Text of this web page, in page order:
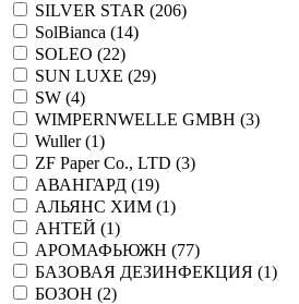
SILVER STAR (206)
SolBianca (14)
SOLEO (22)
SUN LUXE (29)
SW (4)
WIMPERNWELLE GMBH (3)
Wuller (1)
ZF Paper Co., LTD (3)
АВАНГАРД (19)
АЛЬЯНС ХИМ (1)
АНТЕЙ (1)
АРОМАФЬЮЖН (77)
БАЗОВАЯ ДЕЗИНФЕКЦИЯ (1)
БОЗОН (2)